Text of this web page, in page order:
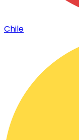
Chile